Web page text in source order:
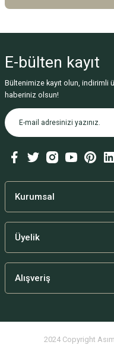
E-bülten kayıt
Bültenimize kayıt olun, indirimli
haberiniz olsun!
Kurumsal
Üyelik
Alışveriş
2024 Copyright